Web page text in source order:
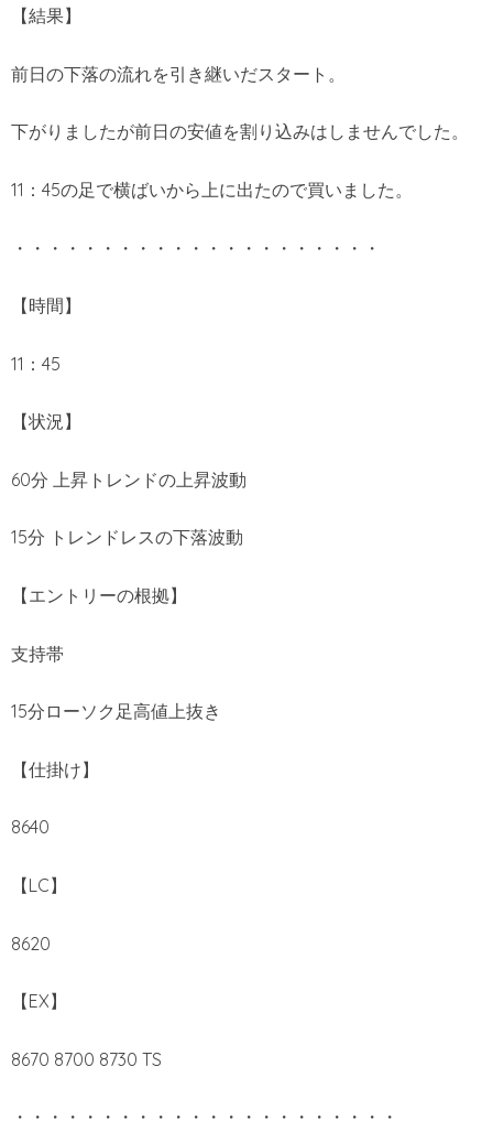
【結果】
前日の下落の流れを引き継いだスタート。
下がりましたが前日の安値を割り込みはしませんでした。
11：45の足で横ばいから上に出たので買いました。
・・・・・・・・・・・・・・・・・・・・・
【時間】
11：45
【状況】
60分 上昇トレンドの上昇波動
15分 トレンドレスの下落波動
【エントリーの根拠】
支持帯
15分ローソク足高値上抜き
【仕掛け】
8640
【LC】
8620
【EX】
8670 8700 8730 TS
・・・・・・・・・・・・・・・・・・・・・・